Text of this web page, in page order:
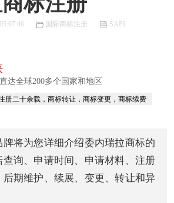
国际商标注册
SAPI
达全球200多个国家和地区
册二十余载，商标转让，商标变更，商标续费
牌将为您详细介绍委内瑞拉商标的
询、申请时间、申请材料、注册
期维护、续展、变更、转让和异